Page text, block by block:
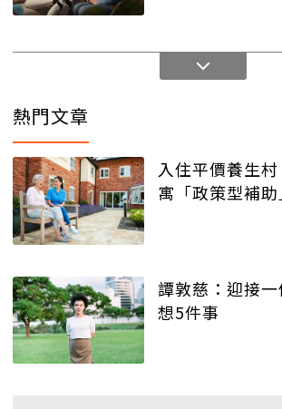
熱門文章
入住平價養生
寓「政策型補
譚敦慈：迎接
想5件事